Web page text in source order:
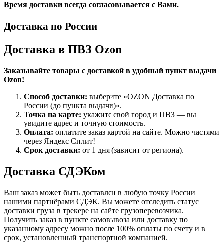
Время доставки всегда согласовывается с Вами.
Доставка по России
Доставка в ПВЗ Ozon
Заказывайте товары с доставкой в удобный пункт выдачи
Ozon!
Способ доставки: выберите «OZON Доставка по
России (до пункта выдачи)».
Точка на карте: укажите свой город и ПВЗ — вы
увидите адрес и точную стоимость.
Оплата: оплатите заказ картой на сайте. Можно частями
через Яндекс Сплит!
Срок доставки: от 1 дня (зависит от региона).
Доставка СДЭКом
Ваш заказ может быть доставлен в любую точку России
нашими партнёрами СДЭК. Вы можете отследить статус
доставки груза в трекере на сайте грузоперевозчика.
Получить заказ в пункте самовывоза или доставку по
указанному адресу можно после 100% оплаты по счету и в
срок, установленный транспортной компанией.